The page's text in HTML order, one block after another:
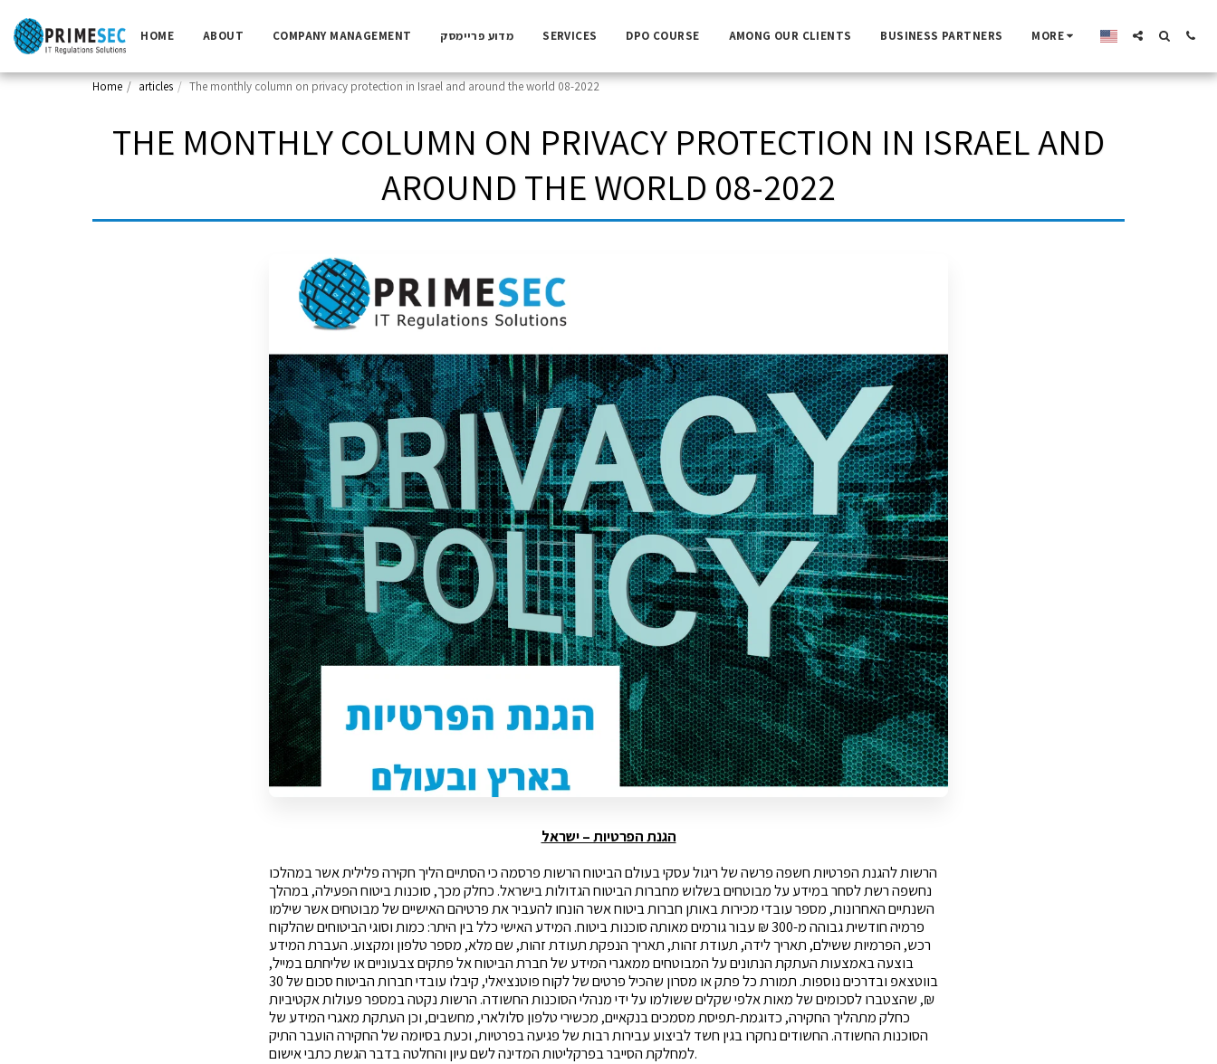
HOME ABOUT COMPANY MANAGEMENT מדוע פריימסק SERVICES DPO COURSE AMONG OUR CLIENTS BUSINESS PARTNERS MORE
Home articles The monthly column on privacy protection in Israel and around the world 08-2022
THE MONTHLY COLUMN ON PRIVACY PROTECTION IN ISRAEL AND
AROUND THE WORLD 08-2022
הגנת הפרטיות – ישראל
הרשות להגנת הפרטיות חשפה פרשה של ריגול עסקי בעולם הביטוחהרשות פרסמה כי הסתיים הליך חקירה פלילית אשר במהלכו
נחשפה רשת לסחר במידע על מבוטחים בשלוש מחברות הביטוח הגדולות בישראל. כחלק מכך, סוכנות ביטוח הפעילה, במהלך
השנתיים האחרונות, מספר עובדי מכירות באותן חברות ביטוח אשר הונחו להעביר את פרטיהם האישיים של מבוטחים אשר שילמו
פרמיה חודשית גבוהה מ-300 ₪ עבור גורמים מאותה סוכנות ביטוח. המידע האישי כלל בין היתר: כמות וסוגי הביטוחים שהלקוח
רכש, הפרמיות ששילם, תאריך לידה, תעודת זהות, תאריך הנפקת תעודת זהות, שם מלא, מספר טלפון ומקצוע. העברת המידע
בוצעה באמצעות העתקת הנתונים על המבוטחים ממאגרי המידע של חברת הביטוח אל פתקים צבעוניים או שליחתם במייל,
בווטצאפ ובדרכים נוספות. תמורת כל פתק או מסרון שהכיל פרטים של לקוח פוטנציאלי, קיבלו עובדי חברות הביטוח סכום של 30
₪, שהצטברו לסכומים של מאות אלפי שקלים ששולמו על ידי מנהלי הסוכנות החשודה. הרשות נקטה במספר פעולות אקטיביות
כחלק מתהליך החקירה, כדוגמת-תפיסת מסמכים בנקאיים, מכשירי טלפון סלולארי, מחשבים, וכן העתקת מאגרי המידע של
הסוכנות החשודה. החשודים נחקרו בגין חשד לביצוע עבירות רבות של פגיעה בפרטיות, וכעת בסיומה של החקירה הועבר התיק
למחלקת הסייבר בפרקליטות המדינה לשם עיון והחלטה בדבר הגשת כתבי אישום.